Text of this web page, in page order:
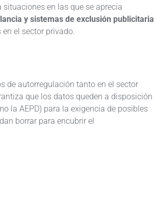
situaciones en las que se aprecia
y sistemas de exclusión publicitaria
el sector privado.
de autorregulación tanto en el sector
que los datos queden a disposición
la AEPD) para la exigencia de posibles
borrar para encubrir el